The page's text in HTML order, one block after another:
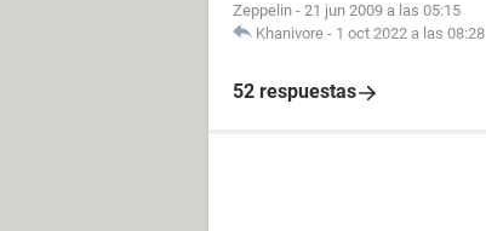
Zeppelin - 21 jun 2009 a las 05:15
Khanivore - 1 oct 2022 a las 08:28
52 respuestas